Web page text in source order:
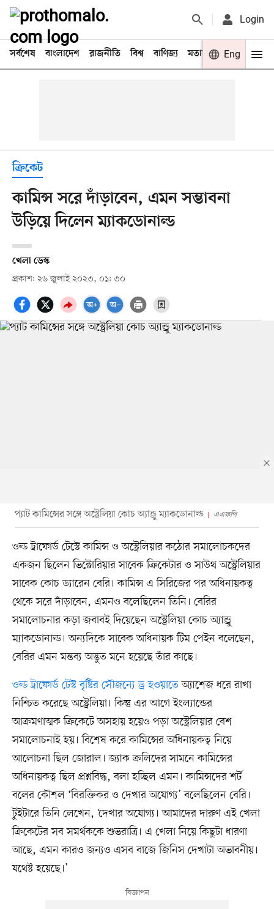
Login
সর্বশেষ বাংলাদেশ রাজনীতি বিশ্ব বাণিজ্য মতামত খেলা
Eng
ক্রিকেট
কামিন্স সরে দাঁড়াবেন, এমন সম্ভাবনা
উড়িয়ে দিলেন ম্যাকডোনাল্ড
খেলা ডেস্ক
প্রকাশ: ২৬ জুলাই ২০২৩, ০১: ৩০
প্যাট কামিন্সের সঙ্গে অস্ট্রেলিয়া কোচ অ্যান্ড্রু ম্যাকডোনাল্ড এএফপি
ওল্ড ট্রাফোর্ড টেস্টে কামিন্স ও অস্ট্রেলিয়ার কঠোর সমালোচকদের
একজন ছিলেন ভিক্টোরিয়ার সাবেক ক্রিকেটার ও সাউথ অস্ট্রেলিয়ার
সাবেক কোচ ড্যারেন বেরি। কামিন্স এ সিরিজের পর অধিনায়কত্ব
থেকে সরে দাঁড়াবেন, এমনও বলেছিলেন তিনি। বেরির
সমালোচনার কড়া জবাবই দিয়েছেন অস্ট্রেলিয়া কোচ অ্যান্ড্রু
ম্যাকডোনাল্ড। অন্যদিকে সাবেক অধিনায়ক টিম পেইন বলেছেন,
বেরির এমন মন্তব্য অদ্ভুত মনে হয়েছে তাঁর কাছে।
ওল্ড ট্রাফোর্ড টেস্ট বৃষ্টির সৌজন্যে ড্র হওয়াতেঅ্যাশেজ ধরে রাখা
নিশ্চিত করেছে অস্ট্রেলিয়া। কিন্তু এর আগে ইংল্যান্ডের
আক্রমণাত্মক ক্রিকেটে অসহায় হয়েও পড়া অস্ট্রেলিয়ার বেশ
সমালোচনাই হয়। বিশেষ করে কামিন্সের অধিনায়কত্ব নিয়ে
আলোচনা ছিল জোরাল। জ্যাক ক্রলিদের সামনে কামিন্সের
অধিনায়কত্ব ছিল প্রশ্নবিদ্ধ, বলা হচ্ছিল এমন। কামিন্সদের শর্ট
বলের কৌশল ‘বিরক্তিকর ও দেখার অযোগ্য’ বলেছিলেন বেরি।
টুইটারে তিনি লেখেন, ‘দেখার অযোগ্য। আমাদের দারুণ এই খেলা
ক্রিকেটের সব সমর্থককে শুভরাত্রি। এ খেলা নিয়ে কিছুটা ধারণা
আছে, এমন কারও জন্যও এসব বাজে জিনিস দেখাটা অভাবনীয়।
যথেষ্ট হয়েছে।’